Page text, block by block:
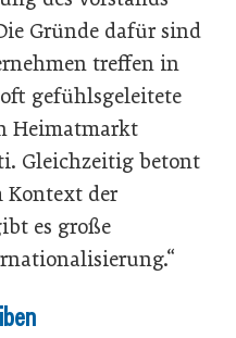
Gründe dafür sind
treffen in
gefühlsgeleitete
Heimatmarkt
Gleichzeitig betont
Kontext der
es große